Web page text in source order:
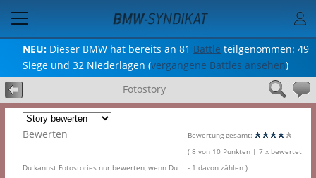
NEU: Dieser BMW hat bereits an 81 Battle teilgenommen: 49
Siege und 32 Niederlagen (vergangene Battles ansehen)
Fotostory
Bewerten
Du kannst Fotostories nur bewerten, wenn Du
Bewertung gesamt:
( 8 von 10 Punkten | 7 x bewertet
- 1 davon zählen )